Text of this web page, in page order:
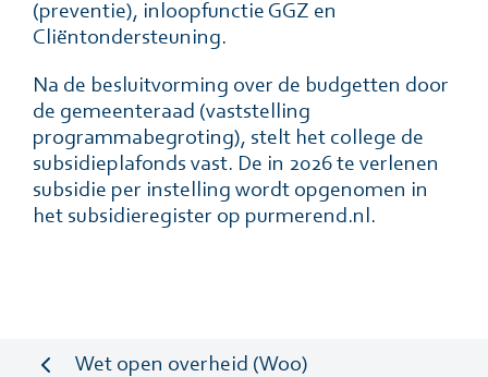
(preventie), inloopfunctie GGZ en
Cliëntondersteuning.
Na de besluitvorming over de budgetten door
de gemeenteraad (vaststelling
programmabegroting), stelt het college de
subsidieplafonds vast. De in 2026 te verlenen
subsidie per instelling wordt opgenomen in
het subsidieregister op purmerend.nl.
Wet open overheid (Woo)